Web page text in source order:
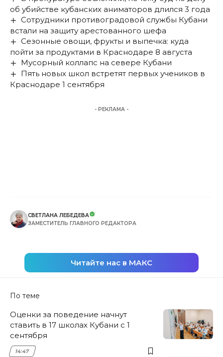
об убийстве кубанских аниматоров длился 3 года
Сотрудники противоградовой службы Кубани
встали на защиту арестованного шефа
Сезонные овощи, фрукты и выпечка: куда
пойти за продуктами в Краснодаре 8 августа
Мусорный коллапс на севере Кубани
Пять новых школ встретят первых учеников в
Краснодаре 1 сентября
- РЕКЛАМА -
СВЕТЛАНА ЛЕБЕДЕВА
ЗАМЕСТИТЕЛЬ ГЛАВНОГО РЕДАКТОРА
Читайте нас в МАКС
По теме
Оценки за поведение начнут
ставить в 17 школах Кубани с 1
сентября
14:47